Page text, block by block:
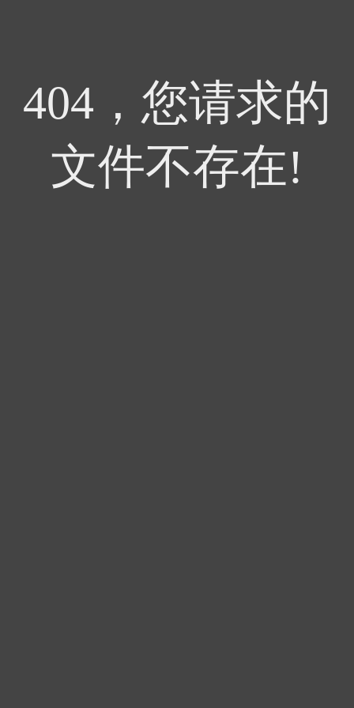
404，您请求的
文件不存在!